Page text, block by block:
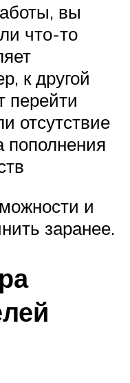
вы
что-то
к другой
перейти
отсутствие
пополнения
и
заранее.